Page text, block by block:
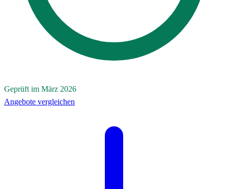
Geprüft im März 2026
Angebote vergleichen